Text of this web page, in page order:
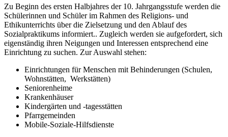
Zu Beginn des ersten Halbjahres der 10. Jahrgangsstufe werden die
Schülerinnen und Schüler im Rahmen des Religions- und
Ethikunterrichts über die Zielsetzung und den Ablauf des
Sozialpraktikums informiert.. Zugleich werden sie aufgefordert, sich
eigenständig ihren Neigungen und Interessen entsprechend eine
Einrichtung zu suchen. Zur Auswahl stehen:
Einrichtungen für Menschen mit Behinderungen (Schulen,
Wohnstätten, Werkstätten)
Seniorenheime
Krankenhäuser
Kindergärten und -tagesstätten
Pfarrgemeinden
Mobile-Soziale-Hilfsdienste